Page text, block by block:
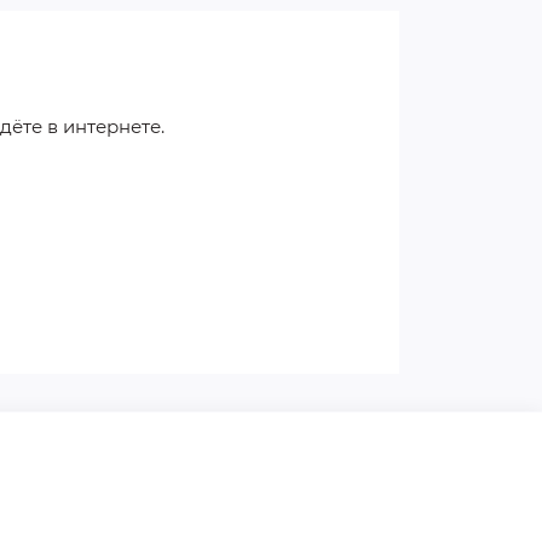
в интернете.